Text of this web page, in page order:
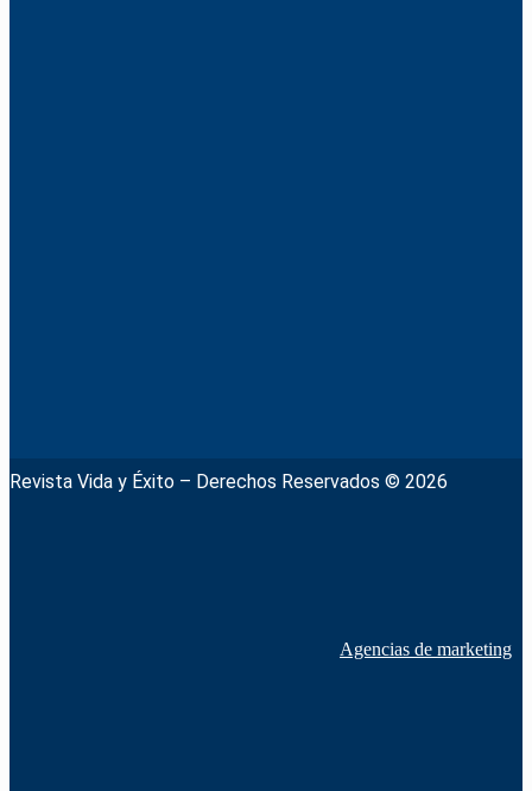
Revista Vida y Éxito – Derechos Reservados © 2026
Agencias de marketing